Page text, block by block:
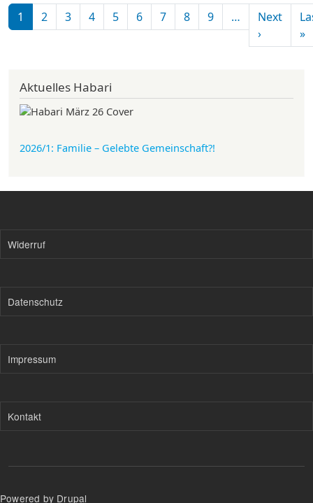
Seitennummerierung
1 2 3 4 5 6 7 8 9 …
Next
›Nächste»
Aktuelles Habari
2026/1: Familie – Gelebte Gemeinschaft?!
Widerruf
Datenschutz
Impressum
Kontakt
Powered by Drupal